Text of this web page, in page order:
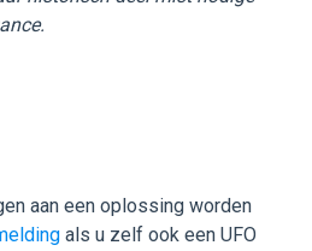
aan een oplossing worden
als u zelf ook een UFO